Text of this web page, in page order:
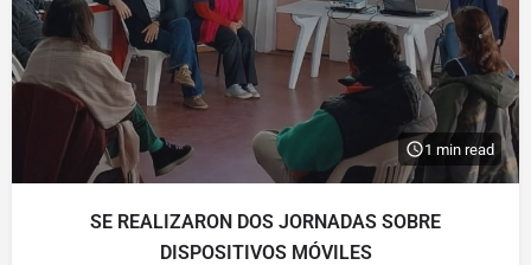
1 min read
SE REALIZARON DOS JORNADAS SOBRE
DISPOSITIVOS MÓVILES